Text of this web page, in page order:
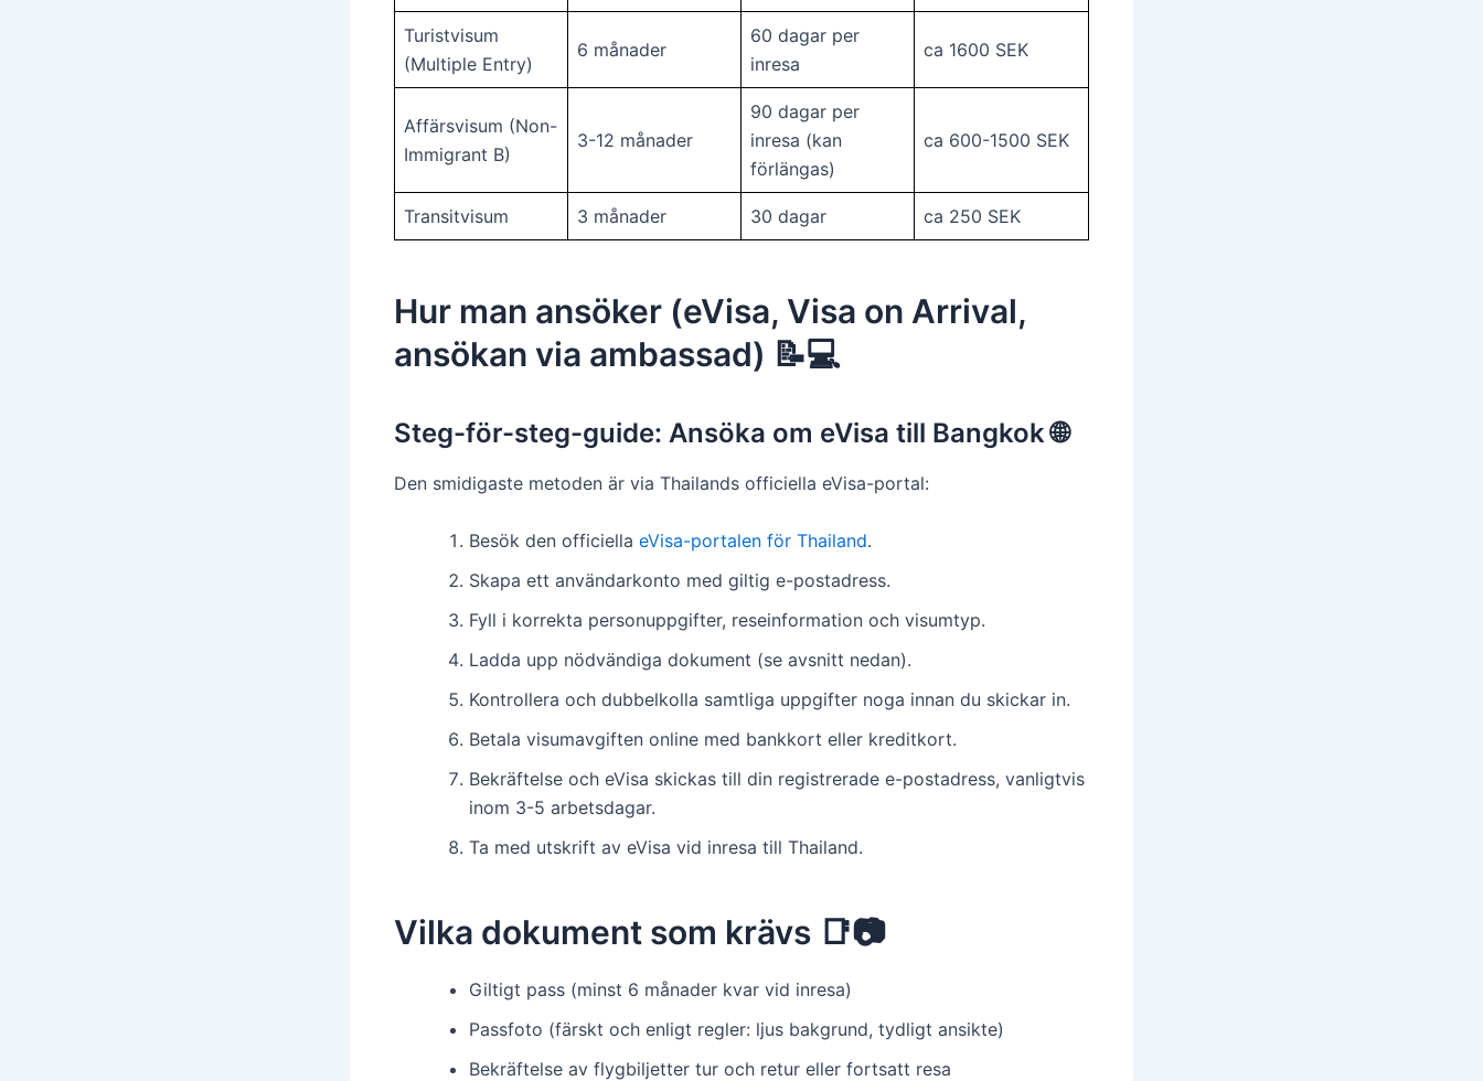
Turistvisum
(Multiple Entry)
6 månader
60 dagar per
inresa
ca 1600 SEK
Affärsvisum (Non-
Immigrant B)
3-12 månader
90 dagar per
inresa (kan
förlängas)
ca 600-1500 SEK
Transitvisum 3 månader 30 dagar ca 250 SEK
Hur man ansöker (eVisa, Visa on Arrival,
ansökan via ambassad) 📝💻
Steg-för-steg-guide: Ansöka om eVisa till Bangkok 🌐
Den smidigaste metoden är via Thailands officiella eVisa-portal:
Besök den officiella eVisa-portalen för Thailand.
Skapa ett användarkonto med giltig e-postadress.
Fyll i korrekta personuppgifter, reseinformation och visumtyp.
Ladda upp nödvändiga dokument (se avsnitt nedan).
Kontrollera och dubbelkolla samtliga uppgifter noga innan du skickar in.
Betala visumavgiften online med bankkort eller kreditkort.
Bekräftelse och eVisa skickas till din registrerade e-postadress, vanligtvis
inom 3-5 arbetsdagar.
Ta med utskrift av eVisa vid inresa till Thailand.
Vilka dokument som krävs 📑📷
Giltigt pass (minst 6 månader kvar vid inresa)
Passfoto (färskt och enligt regler: ljus bakgrund, tydligt ansikte)
Bekräftelse av flygbiljetter tur och retur eller fortsatt resa